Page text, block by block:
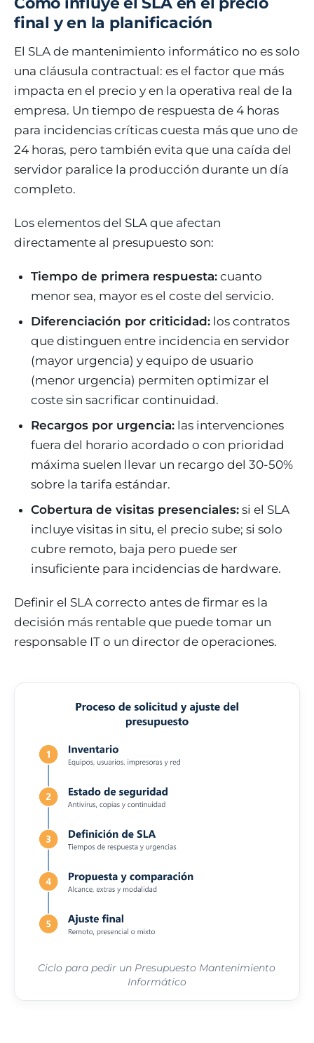
final y en la planificación
El SLA de mantenimiento informático no es solo
una cláusula contractual: es el factor que más
impacta en el precio y en la operativa real de la
empresa. Un tiempo de respuesta de 4 horas
para incidencias críticas cuesta más que uno de
24 horas, pero también evita que una caída del
servidor paralice la producción durante un día
completo.
Los elementos del SLA que afectan
directamente al presupuesto son:
Tiempo de primera respuesta: cuanto
menor sea, mayor es el coste del servicio.
Diferenciación por criticidad: los contratos
que distinguen entre incidencia en servidor
(mayor urgencia) y equipo de usuario
(menor urgencia) permiten optimizar el
coste sin sacrificar continuidad.
Recargos por urgencia: las intervenciones
fuera del horario acordado o con prioridad
máxima suelen llevar un recargo del 30-50%
sobre la tarifa estándar.
Cobertura de visitas presenciales: si el SLA
incluye visitas in situ, el precio sube; si solo
cubre remoto, baja pero puede ser
insuficiente para incidencias de hardware.
Definir el SLA correcto antes de firmar es la
decisión más rentable que puede tomar un
responsable IT o un director de operaciones.
Ciclo para pedir un Presupuesto Mantenimiento
Informático